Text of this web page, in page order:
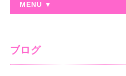
MENU ▼
ブログ